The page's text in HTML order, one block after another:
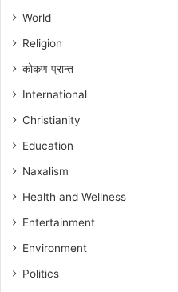
World
Religion
कोकण प्रान्त
International
Christianity
Education
Naxalism
Health and Wellness
Entertainment
Environment
Politics